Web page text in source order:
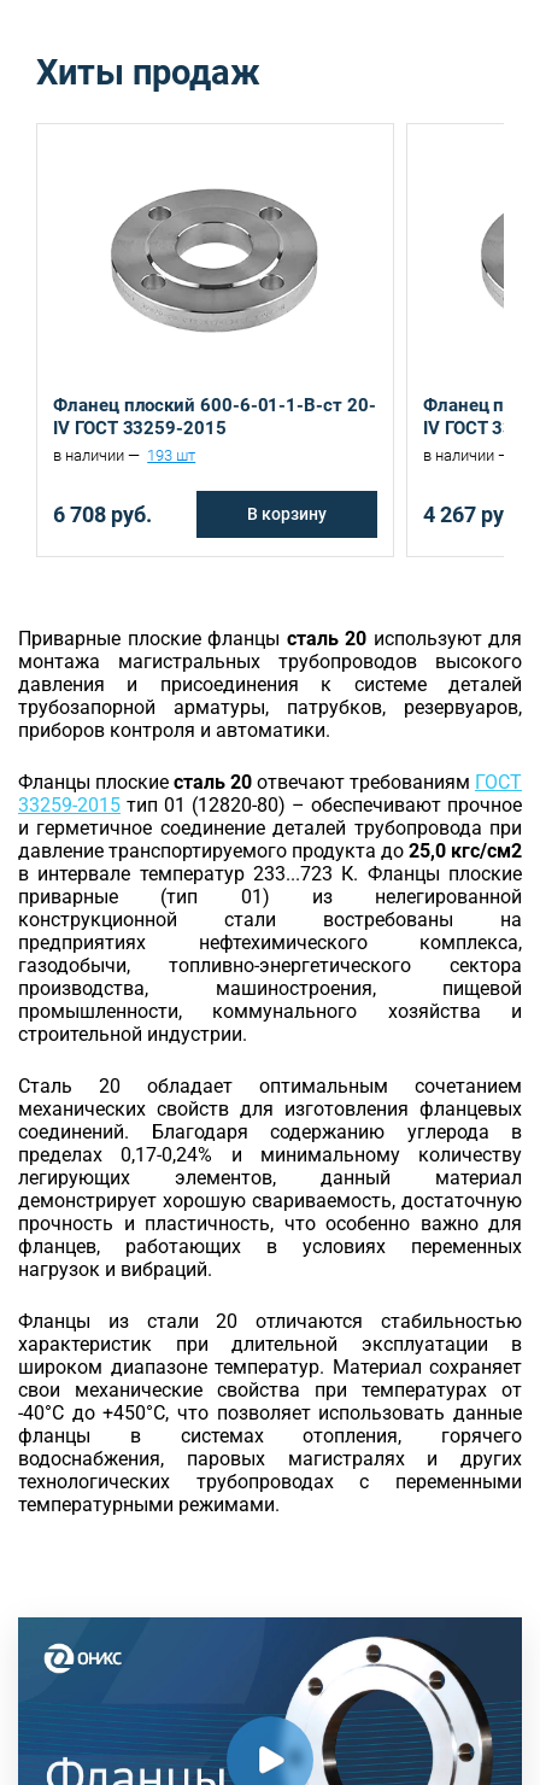
Хиты продаж
Фланец плоский 600-6-01-1-B-ст 20-
IV ГОСТ 33259-2015
в наличии — 193 шт
6 708 руб. В корзину
Фланец
IV ГОСТ
в наличии —
4 267 руб.
Приварные плоские фланцы сталь 20 используют для
монтажа магистральных трубопроводов высокого
давления и присоединения к системе деталей
трубозапорной арматуры, патрубков, резервуаров,
приборов контроля и автоматики.
Фланцы плоские сталь 20 отвечают требованиям ГОСТ
33259-2015 тип 01 (12820-80) – обеспечивают прочное
и герметичное соединение деталей трубопровода при
давление транспортируемого продукта до 25,0 кгс/см2
в интервале температур 233...723 К. Фланцы плоские
приварные (тип 01) из нелегированной
конструкционной стали востребованы на
предприятиях нефтехимического комплекса,
газодобычи, топливно-энергетического сектора
производства, машиностроения, пищевой
промышленности, коммунального хозяйства и
строительной индустрии.
Сталь 20 обладает оптимальным сочетанием
механических свойств для изготовления фланцевых
соединений. Благодаря содержанию углерода в
пределах 0,17-0,24% и минимальному количеству
легирующих элементов, данный материал
демонстрирует хорошую свариваемость, достаточную
прочность и пластичность, что особенно важно для
фланцев, работающих в условиях переменных
нагрузок и вибраций.
Фланцы из стали 20 отличаются стабильностью
характеристик при длительной эксплуатации в
широком диапазоне температур. Материал сохраняет
свои механические свойства при температурах от
-40°C до +450°C, что позволяет использовать данные
фланцы в системах отопления, горячего
водоснабжения, паровых магистралях и других
технологических трубопроводах с переменными
температурными режимами.